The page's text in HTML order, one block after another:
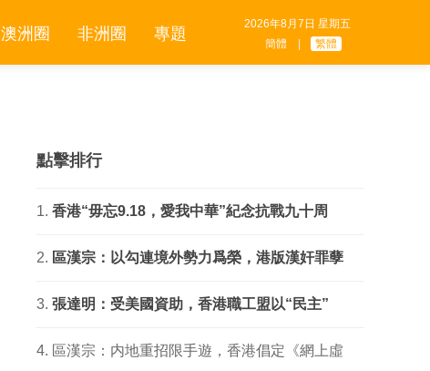
2026年8月7日 星期五
簡體
繁體
澳洲圈 非洲圈 專題
點擊排行
香港“毋忘9.18，愛我中華”紀念抗戰九十周
區漢宗：以勾連境外勢力爲榮，港版漢奸罪孽
張達明：受美國資助，香港職工盟以“民主”
區漢宗：内地重招限手遊，香港倡定《網上虛